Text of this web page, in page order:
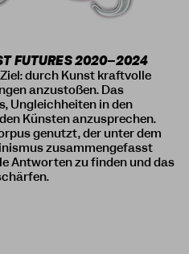
FUTURES 2020–2024
durch Kunst kraftvolle
anzustoßen. Das
Ungleichheiten in den
Künsten anzusprechen.
genutzt, der unter dem
zusammengefasst
Antworten zu finden und das